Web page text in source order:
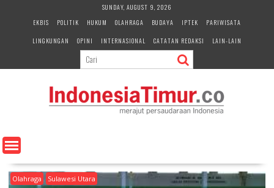
e
n
SUNDAY, AUGUST 9, 2026
EKBIS
POLITIK HUKUM OLAHRAGA BUDAYA IPTEK
PARIWISATA
LINGKUNGAN
OPINI INTERNASIONAL CATATAN REDAKSI LAIN-LAIN
Olahraga Sulawesi Utara